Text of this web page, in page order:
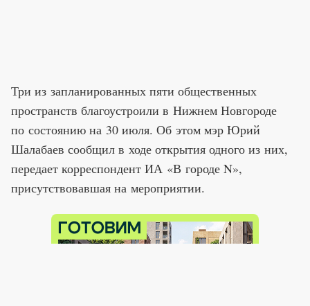
Три из запланированных пяти общественных
пространств благоустроили в Нижнем Новгороде
по состоянию на 30 июля. Об этом мэр Юрий
Шалабаев сообщил в ходе открытия одного из них,
передает корреспондент ИА «В городе N»,
присутствовавшая на мероприятии.